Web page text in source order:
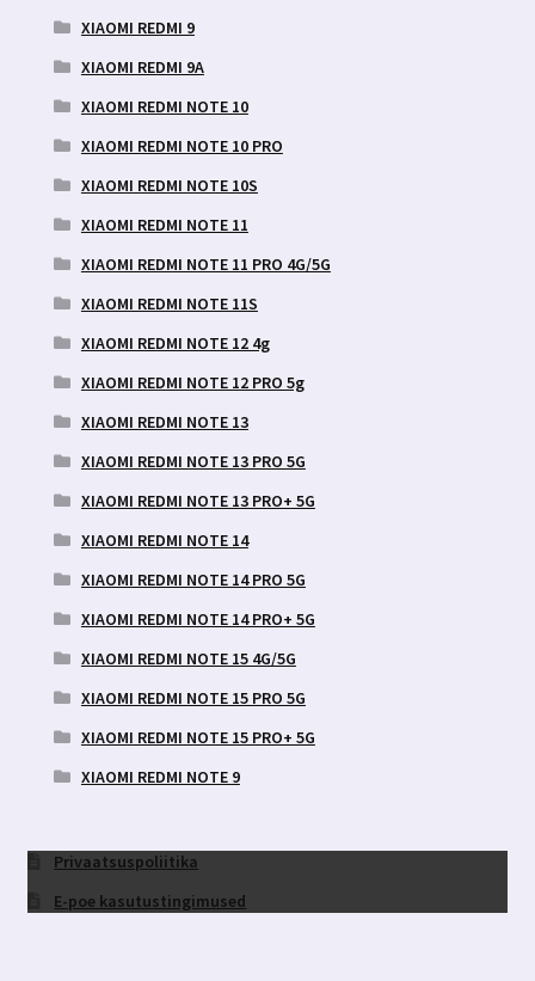
XIAOMI REDMI 9
XIAOMI REDMI 9A
XIAOMI REDMI NOTE 10
XIAOMI REDMI NOTE 10 PRO
XIAOMI REDMI NOTE 10S
XIAOMI REDMI NOTE 11
XIAOMI REDMI NOTE 11 PRO 4G/5G
XIAOMI REDMI NOTE 11S
XIAOMI REDMI NOTE 12 4g
XIAOMI REDMI NOTE 12 PRO 5g
XIAOMI REDMI NOTE 13
XIAOMI REDMI NOTE 13 PRO 5G
XIAOMI REDMI NOTE 13 PRO+ 5G
XIAOMI REDMI NOTE 14
XIAOMI REDMI NOTE 14 PRO 5G
XIAOMI REDMI NOTE 14 PRO+ 5G
XIAOMI REDMI NOTE 15 4G/5G
XIAOMI REDMI NOTE 15 PRO 5G
XIAOMI REDMI NOTE 15 PRO+ 5G
XIAOMI REDMI NOTE 9
Privaatsuspoliitika
E-poe kasutustingimused